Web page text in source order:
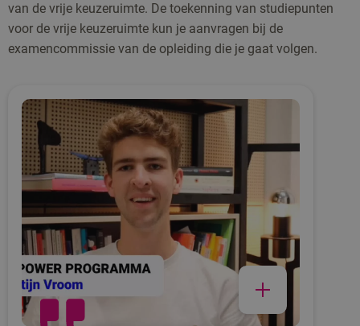
van de vrije keuzeruimte. De toekenning van studiepunten
voor de vrije keuzeruimte kun je aanvragen bij de
examencommissie van de opleiding die je gaat volgen.